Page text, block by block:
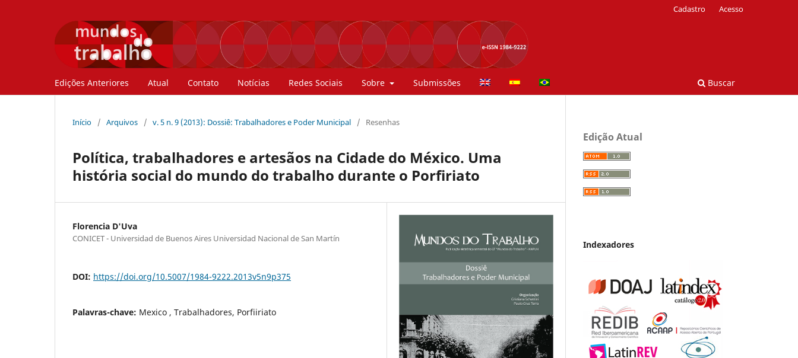
Edições Anteriores Atual Contato Notícias Redes Sociais Sobre Submissões Buscar
Cadastro Acesso
Início / Arquivos / v. 5 n. 9 (2013): Dossiê: Trabalhadores e Poder Municipal / Resenhas
Política, trabalhadores e artesãos na Cidade do México. Uma
história social do mundo do trabalho durante o Porfiriato
Florencia D'Uva
CONICET - Universidad de Buenos Aires Universidad Nacional de San Martín
DOI: https://doi.org/10.5007/1984-9222.2013v5n9p375
Palavras-chave: Mexico , Trabalhadores, Porfiiriato
Edição Atual
Indexadores